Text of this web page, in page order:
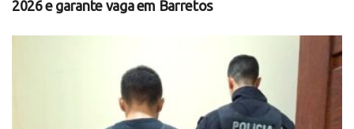
2026 e garante vaga em Barretos